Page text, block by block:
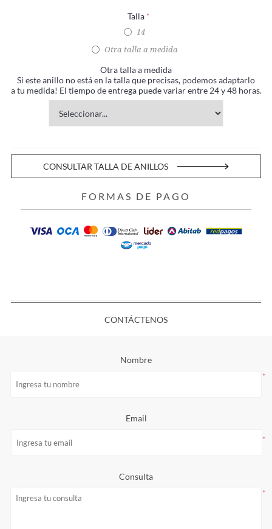
Talla *
14
Otra talla a medida
Otra talla a medida
Si este anillo no está en la talla que precisas, podemos adaptarlo
a tu medida! El tiempo de entrega puede variar entre 24 y 48 horas.
CONSULTAR TALLA DE ANILLOS
FORMAS DE PAGO
CONTÁCTENOS
Nombre
*
Email
*
Consulta
*